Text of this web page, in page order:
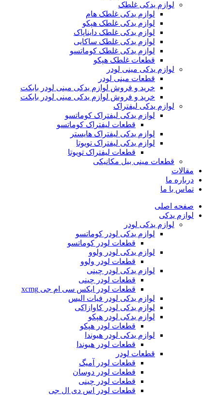
لوازم یدکی غلطک
لوازم یدکی غلطک هام
لوازم یدکی غلطک هپکو
لوازم یدکی غلطک دایناپاک
لوازم یدکی غلطک ساکایی
لوازم یدکی غلطک کوماتسو
قطعات غلطک هپکو
لوازم یدکی مینی لودر
قطعات مینی لودر
خرید و فروش لوازم یدکی مینی لودر بابکت
خرید و فروش لوازم یدکی مینی لودر بابکت
لوازم یدکی لیفتراک
لوازم یدکی لیفتراک کوماتسو
قطعات لیفتراک کوماتسو
لوازم یدکی لیفتراک هایستر
لوازم یدکی لیفتراک تویوتا
قطعات لیفتراک تویوتا
قطعات مینی بیل مکانیکی
ما
با ما
اصلی
یدکی
لوازم یدکی لودر
لوازم یدکی لودر کوماتسو
قطعات لودر کوماتسو
لوازم یدکی لودر ولوو
قطعات لودر ولوو
لوازم یدکی لودر چینی
قطعات لودر چینی
قطعات لودر ایکس سی ام جی xcmg
لوازم یدکی لودر فیات الیس
لوازم یدکی لودر کاوازاکی
لوازم یدکی لودر هپکو
قطعات لودر هپکو
لوازم یدکی لودر هیوندا
قطعات لودر هیوندا
قطعات لودر
قطعات لودر آمیگ
قطعات لودر دوسان
قطعات لودر چینی
قطعات لودر اس دی ال جی